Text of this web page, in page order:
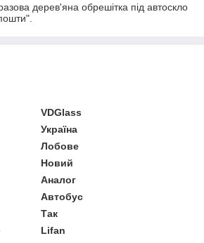
дерев'яна обрешітка під автоскло
VDGlass
Україна
Лобове
Новий
Аналог
Автобус
Так
Lifan